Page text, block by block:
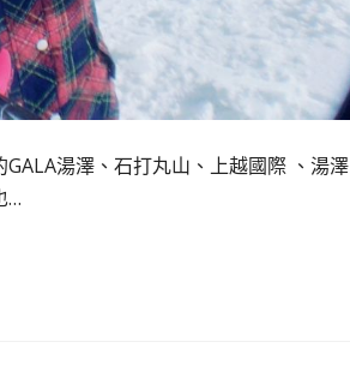
湯澤、石打丸山、上越國際 、湯澤
…